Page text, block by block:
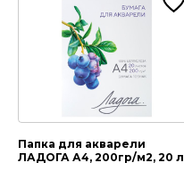
Папка для акварели
ЛАДОГА А4, 200гр/м2, 20 л